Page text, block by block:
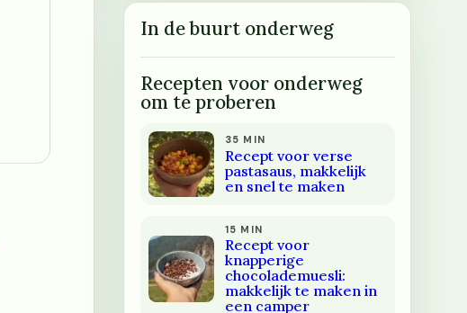
In de buurt onderweg
Recepten voor onderweg
om te proberen
35 MIN
Recept voor verse
pastasaus, makkelijk
en snel te maken
15 MIN
Recept voor
knapperige
chocolademuesli:
makkelijk te maken in
een camper